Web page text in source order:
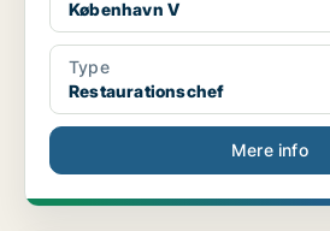
København V
Type
Restaurationschef
Mere info